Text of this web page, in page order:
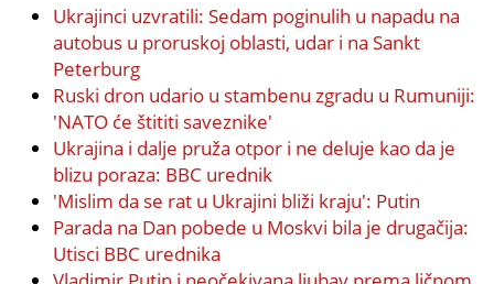
Ukrajinci uzvratili: Sedam poginulih u napadu na
autobus u proruskoj oblasti, udar i na Sankt
Peterburg
Ruski dron udario u stambenu zgradu u Rumuniji:
'NATO će štititi saveznike'
Ukrajina i dalje pruža otpor i ne deluje kao da je
blizu poraza: BBC urednik
'Mislim da se rat u Ukrajini bliži kraju': Putin
Parada na Dan pobede u Moskvi bila je drugačija:
Utisci BBC urednika